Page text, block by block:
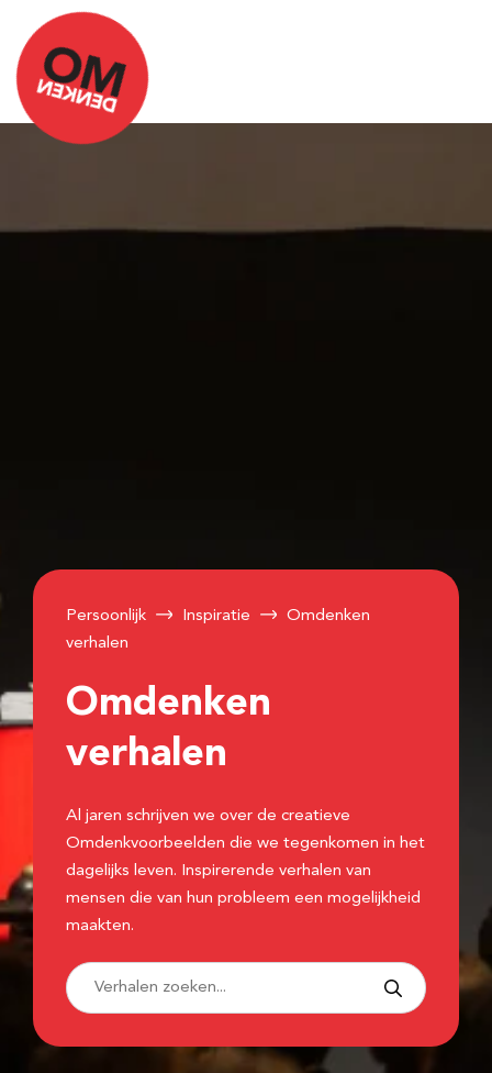
Persoonlijk Inspiratie
Omdenken
verhalen
Omdenken
verhalen
Al jaren schrijven we over de creatieve
Omdenkvoorbeelden die we tegenkomen in het
dagelijks leven. Inspirerende verhalen van
mensen die van hun probleem een mogelijkheid
maakten.